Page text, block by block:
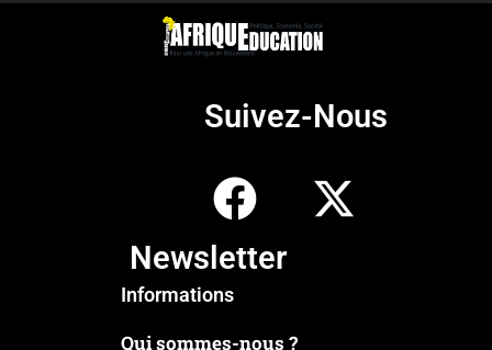
Suivez-Nous
Newsletter
Informations
Qui sommes-nous ?